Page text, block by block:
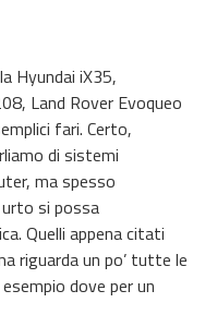
Hyundai iX35,
Land Rover Evoqueo
fari. Certo,
di sistemi
ma spesso
si possa
Quelli appena citati
riguarda un po’ tutte le
dove per un